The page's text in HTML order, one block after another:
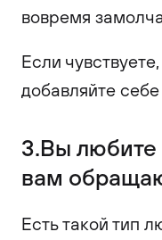
вовремя
Если
добавляйте себе
3.Вы любите
вам
Есть такой тип